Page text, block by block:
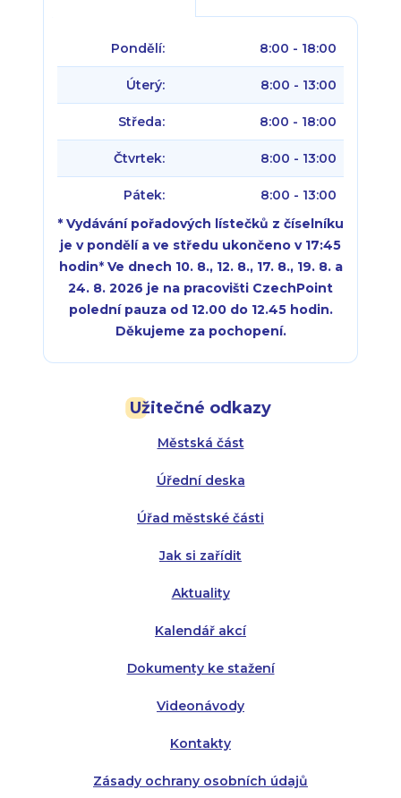
Užitečné odkazy
Městská část
Úřední deska
Úřad městské části
Jak si zařídit
Aktuality
Kalendář akcí
Dokumenty ke stažení
Videonávody
Kontakty
Zásady ochrany osobních údajů
Pondělí: 8:00 - 18:00
Úterý: 8:00 - 13:00
Středa: 8:00 - 18:00
Čtvrtek: 8:00 - 13:00
Pátek:
8:00 - 13:00
* Vydávání pořadových lístečků z číselníku
je v pondělí a ve středu ukončeno v 17:45
hodin* Ve dnech 10. 8., 12. 8., 17. 8., 19. 8. a
24. 8. 2026 je na pracovišti CzechPoint
polední pauza od 12.00 do 12.45 hodin.
Děkujeme za pochopení.
Úterý:
Středa:
Čtvrtek:
Pátek:
Úterý:
Středa:
Čtvrtek: